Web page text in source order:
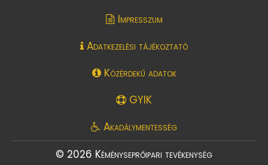
Impresszum
Adatkezelési tájékoztató
Közérdekű adatok
GYIK
Akadálymentesség
© 2026 Kéményseprőipari tevékenység